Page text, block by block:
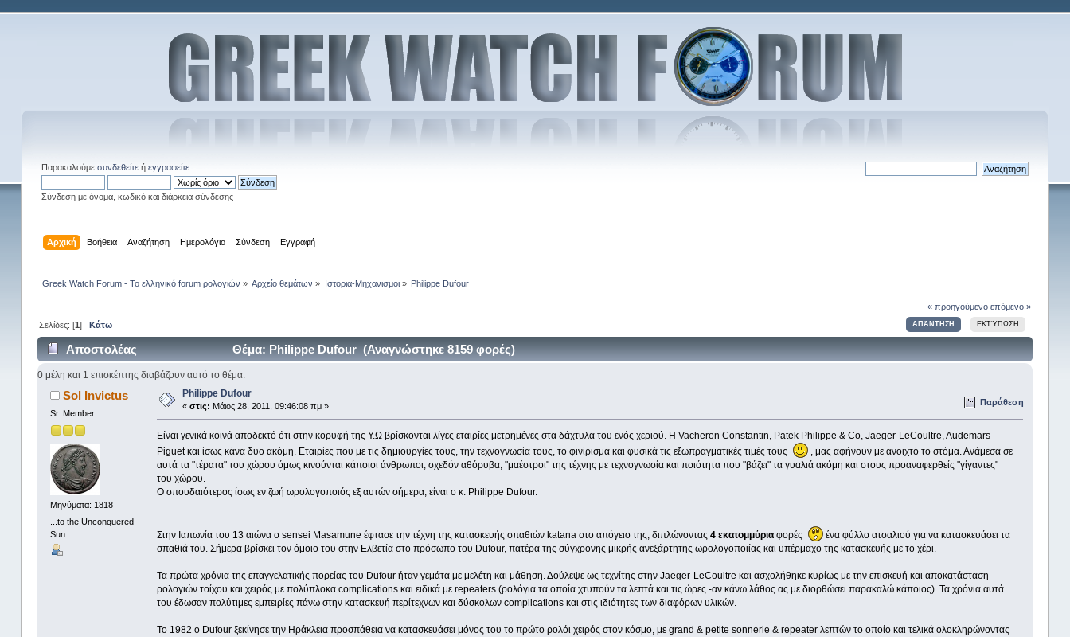
Παρακαλούμε συνδεθείτεή εγγραφείτε.
Σύνδεση με όνομα, κωδικό και διάρκεια σύνδεσης
Αρχική Βοήθεια Αναζήτηση Ημερολόγιο Σύνδεση Εγγραφή
Greek Watch Forum - Το ελληνικό forum ρολογιών » Αρχείο θεμάτων » Ιστορια-Μηχανισμοι» Philippe Dufour
« προηγούμενο επόμενο »
ΑΠΆΝΤΗΣΗ ΕΚΤΎΠΩΣΗ
Σελίδες: [1]Κάτω
Αποστολέας Θέμα: Philippe Dufour (Αναγνώστηκε 8159 φορές)
0 μέλη και 1 επισκέπτης διαβάζουν αυτό το θέμα.
Sol Invictus
Sr. Member
Μηνύματα: 1818
...to the Unconquered
Sun
Philippe Dufour
« στις: Μάιος 28, 2011, 09:46:08 πμ » Παράθεση
Είναι γενικά κοινά αποδεκτό ότι στην κορυφή της Υ.Ω βρίσκονται λίγες εταιρίες μετρημένες στα δάχτυλα του ενός χεριού. Η Vacheron Constantin, Patek Philippe & Co, Jaeger-LeCoultre, Audemars
Piguet και ίσως κάνα δυο ακόμη. Εταιρίες που με τις δημιουργίες τους, την τεχνογνωσία τους, το φινίρισμα και φυσικά τις εξωπραγματικές τιμές τους
, μας αφήνουν με ανοιχτό το στόμα. Ανάμεσα σε
αυτά τα "τέρατα" του χώρου όμως κινούνται κάποιοι άνθρωποι, σχεδόν αθόρυβα, "μαέστροι" της τέχνης με τεχνογνωσία και ποιότητα που "βάζει" τα γυαλιά ακόμη και στους προαναφερθείς "γίγαντες"
του χώρου.
Ο σπουδαιότερος ίσως εν ζωή ωρολογοποιός εξ αυτών σήμερα, είναι ο κ. Philippe Dufour.
Στην Ιαπωνία του 13 αιώνα ο sensei Masamune έφτασε την τέχνη της κατασκευής σπαθιών katana στο απόγειο της, διπλώνοντας 4 εκατομμύριαφορές
ένα φύλλο ατσαλιού για να κατασκευάσει τα
σπαθιά του. Σήμερα βρίσκει τον όμοιο του στην Ελβετία στο πρόσωπο του Dufour, πατέρα της σύγχρονης μικρής ανεξάρτητης ωρολογοποιίας και υπέρμαχο της κατασκευής με το χέρι.
Τα πρώτα χρόνια της επαγγελατικής πορείας του Dufour ήταν γεμάτα με μελέτη και μάθηση. Δούλεψε ως τεχνίτης στην Jaeger-LeCoultre και ασχολήθηκε κυρίως με την επισκευή και αποκατάσταση
ρολογιών τοίχου και χειρός με πολύπλοκα complications και ειδικά με repeaters (ρολόγια τα οποία χτυπούν τα λεπτά και τις ώρες -αν κάνω λάθος ας με διορθώσει παρακαλώ κάποιος). Τα χρόνια αυτά
του έδωσαν πολύτιμες εμπειρίες πάνω στην κατασκευή περίτεχνων και δύσκολων complications και στις ιδιότητες των διαφόρων υλικών.
Το 1982 ο Dufour ξεκίνησε την Ηράκλεια προσπάθεια να κατασκευάσει μόνος του το πρώτο ρολόι χειρός στον κόσμο, με grand & petite sonnerie & repeater λεπτών το οποίο και τελικά ολοκληρώνοντας